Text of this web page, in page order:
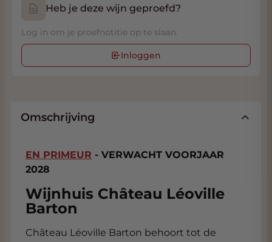
Heb je deze wijn geproefd?
Log in om je proefnotitie op te slaan.
Inloggen
Omschrijving
EN PRIMEUR - VERWACHT VOORJAAR
2028
Wijnhuis Château Léoville
Barton
Château Léoville Barton behoort tot de